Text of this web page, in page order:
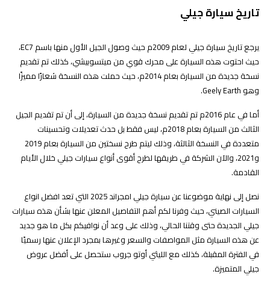
تاريخ سيارة جيلي
يرجع تاريخ سيارة جيلي لعام 2009م حيث وصول الجيل الأول منها باسم EC7،
حيث احتوت هذه السيارة على محرك قوي من ميتسوبيشي، كذلك تم تقديم
نسخة جديدة من السيارة بعام 2014م، حيث حملت هذه النسخة شعارًا مميزًا
وهو Geely Earth.
أما في عام 2016م تم تقديم نسخة جديدة من السيارة، إلى أن تم تقديم الجيل
الثالث من السيارة بعام 2018م، ليس فقط بل حدث تعديلات وتحسينات
متعددة في النسخة الثالثة، وذلك ليتم طرح نسختين من السيارة بعام 2019
و2021، والآن الشركة في طريقها لطرح أقوى أنواع سيارات جيلي خلال الأيام
القادمة.
نصل إلى نهاية موضوعنا عن سيارة جيلي امجراند 2025 التي تعد افضل انواع
السيارات الصيني، حيث وفرنا لكم أهم التفاصيل المعلن عنها بشأن هذه سيارات
جيلي الجديدة حتى وقتنا الحالي، وذلك على وعد أن نوافيكم بكل ما هو جديد
عن هذه السيارة مثل المواصفات والسعر وغيرها بمجرد الإعلان عنها رسميًا
في الفترة المقبلة، كذلك مع الليثي أوتو جروب ستحصل على أفضل عروض
جيلي المتميزة.